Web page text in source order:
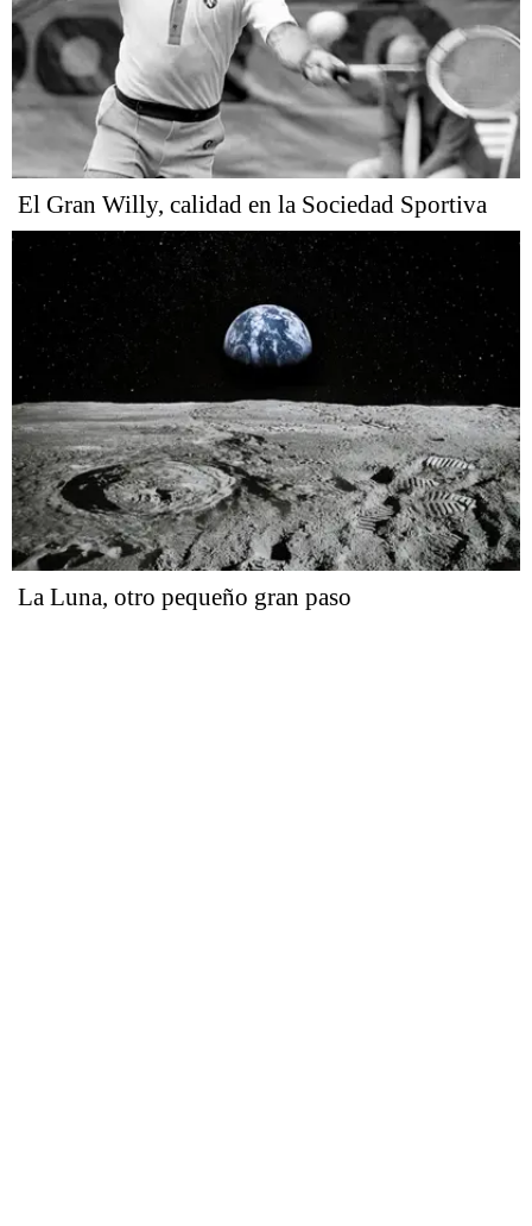
El Gran Willy, calidad en la Sociedad Sportiva
La Luna, otro pequeño gran paso